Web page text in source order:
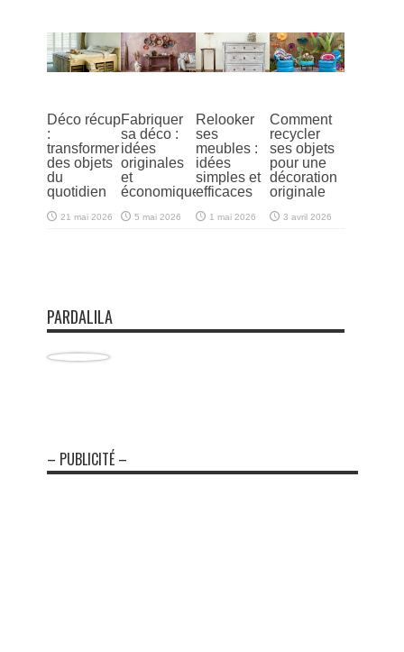
Déco récup
:
transformer
des objets
du
quotidien
21 mai 2026
Fabriquer
sa déco :
idées
originales
et
économiques
5 mai 2026
Relooker
ses
meubles :
idées
simples et
efficaces
1 mai 2026
Comment
recycler
ses objets
pour une
décoration
originale
3 avril 2026
PARDALILA
– PUBLICITÉ –